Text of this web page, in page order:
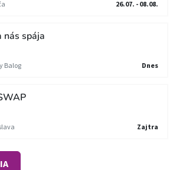
26.07. - 08.08.
nás spája
Balog Dnes
Zajtra